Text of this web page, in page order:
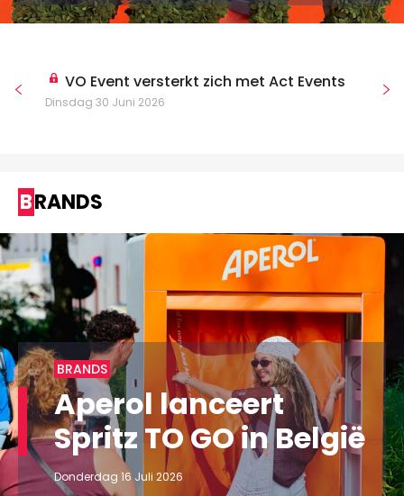
VO Event versterkt zich met Act Events
Dinsdag 30 Juni 2026
BRANDS
BRANDS
Aperol lanceert
Spritz TO GO in België
Donderdag 16 Juli 2026